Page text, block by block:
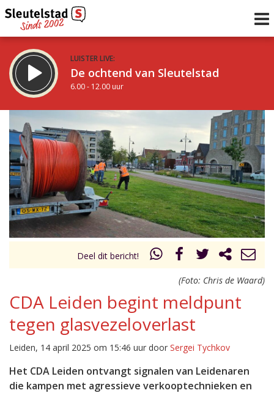
LUISTER LIVE:
De ochtend van Sleutelstad
6.00 - 12.00 uur
STRAKS:
De middag van Sleutelstad
12.00 - 18.00 uur
Vorig uur
uur 1 van 0 Volgend uur
Inklappen
Deel dit bericht!
(Foto: Chris de Waard)
CDA Leiden begint meldpunt
tegen glasvezeloverlast
Leiden, 14 april 2025 om 15:46 uur door Sergei Tychkov
Het CDA Leiden ontvangt signalen van Leidenaren
die kampen met agressieve verkooptechnieken en